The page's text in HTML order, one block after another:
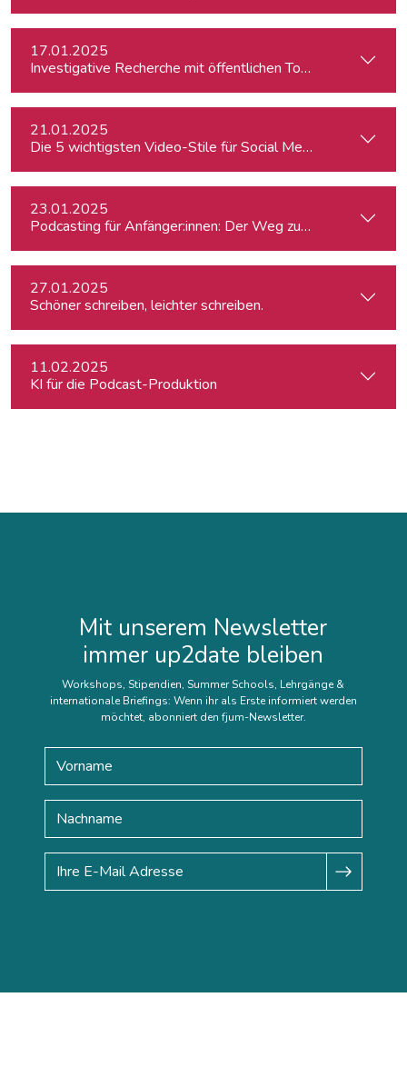
17.01.2025
Investigative Recherche mit öffentlichen Tools – von
21.01.2025
Die 5 wichtigsten Video-Stile für Social Media
23.01.2025
Podcasting für Anfänger:innen: Der Weg zum eigenen
27.01.2025
Schöner schreiben, leichter schreiben.
11.02.2025
KI für die Podcast-Produktion
Mit unserem Newsletter
immer up2date bleiben
Workshops, Stipendien, Summer Schools, Lehrgänge &
internationale Briefings: Wenn ihr als Erste informiert werden
möchtet, abonniert den fjum-Newsletter.